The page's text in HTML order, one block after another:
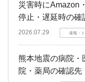
災害時にAmazon
停止・遅延時の確
2026.07.29 速報・
熊本地震の病院・
院・薬局の確認先